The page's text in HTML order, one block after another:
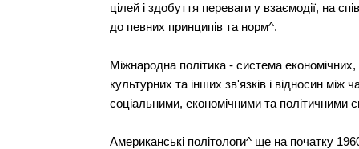
цілей і здобуття переваги у взаємодії, на
до певних принципів та норм^.
Міжнародна політика - система
культурних та інших зв'язків і відносин
соціальними, економічними та політичними
Американські політологи^ ще на початку